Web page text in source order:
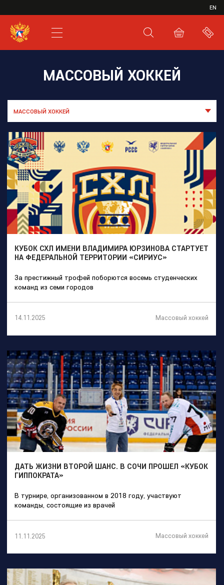
EN
XHL.RU
ВКС
МАССОВЫЙ ХОККЕЙ
МАССОВЫЙ ХОККЕЙ
КУБОК СХЛ ИМЕНИ ВЛАДИМИРА ЮРЗИНОВА СТАРТУЕТ
НА ФЕДЕРАЛЬНОЙ ТЕРРИТОРИИ «СИРИУС»
За престижный трофей поборются восемь студенческих
команд из семи городов
14.11.2025 Массовый хоккей
ДАТЬ ЖИЗНИ ВТОРОЙ ШАНС. В СОЧИ ПРОШЕЛ «КУБОК
ГИППОКРАТА»
В турнире, организованном в 2018 году, участвуют
команды, состоящие из врачей
11.11.2025 Массовый хоккей